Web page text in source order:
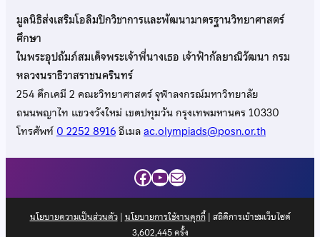
มูลนิธิส่งเสริมโอลิมปิกวิชาการและพัฒนามาตรฐานวิทยาศาสตร์
ศึกษา
ในพระอุปถัมภ์สมเด็จพระเจ้าพี่นางเธอ เจ้าฟ้ากัลยาณิวัฒนา กรม
หลวงนราธิวาสราชนครินทร์
254 ตึกเคมี 2 คณะวิทยาศาสตร์ จุฬาลงกรณ์มหาวิทยาลัย
ถนนพญาไท แขวงวังใหม่ เขตปทุมวัน กรุงเทพมหานคร 10330
โทรศัพท์0 2252 8916อีเมลac.olympiads@posn.or.th
Facebook
YouTube
Mail
นโยบายความเป็นส่วนตัว| นโยบายการใช้งานคุกกี้| สถิติการเข้าชมเว็บไซต์
3,602,445ครั้ง